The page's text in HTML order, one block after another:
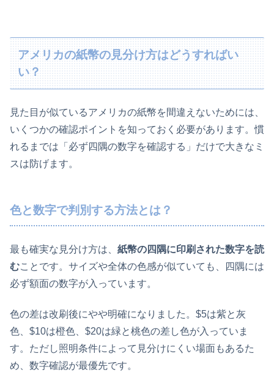
アメリカの紙幣の見分け方はどうすればい
い？
見た目が似ているアメリカの紙幣を間違えないためには、
いくつかの確認ポイントを知っておく必要があります。慣
れるまでは「必ず四隅の数字を確認する」だけで大きなミ
スは防げます。
色と数字で判別する方法とは？
最も確実な見分け方は、 紙幣の四隅に印刷された数字を読
むことです。サイズや全体の色感が似ていても、四隅には
必ず額面の数字が入っています。
色の差は改刷後にやや明確になりました。$5は紫と灰
色、$10は橙色、$20は緑と桃色の差し色が入っていま
す。ただし照明条件によって見分けにくい場面もあるた
め、数字確認が最優先です。